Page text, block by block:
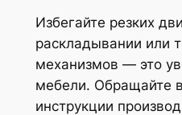
Избегайте резких
раскладывании или
механизмов — это
мебели. Обращайте
инструкции